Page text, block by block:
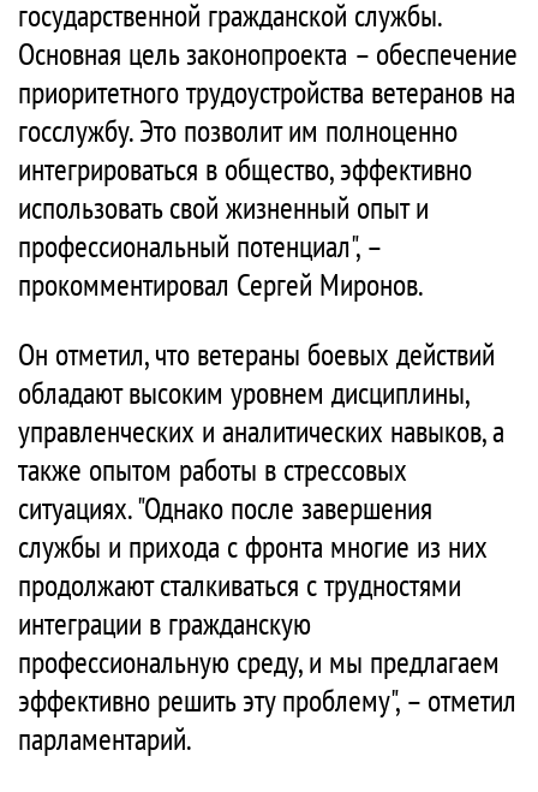
государственной гражданской службы.
Основная цель законопроекта – обеспечение
приоритетного трудоустройства ветеранов на
госслужбу. Это позволит им полноценно
интегрироваться в общество, эффективно
использовать свой жизненный опыт и
профессиональный потенциал", –
прокомментировал Сергей Миронов.
Он отметил, что ветераны боевых действий
обладают высоким уровнем дисциплины,
управленческих и аналитических навыков, а
также опытом работы в стрессовых
ситуациях. "Однако после завершения
службы и прихода с фронта многие из них
продолжают сталкиваться с трудностями
интеграции в гражданскую
профессиональную среду, и мы предлагаем
эффективно решить эту проблему", – отметил
парламентарий.